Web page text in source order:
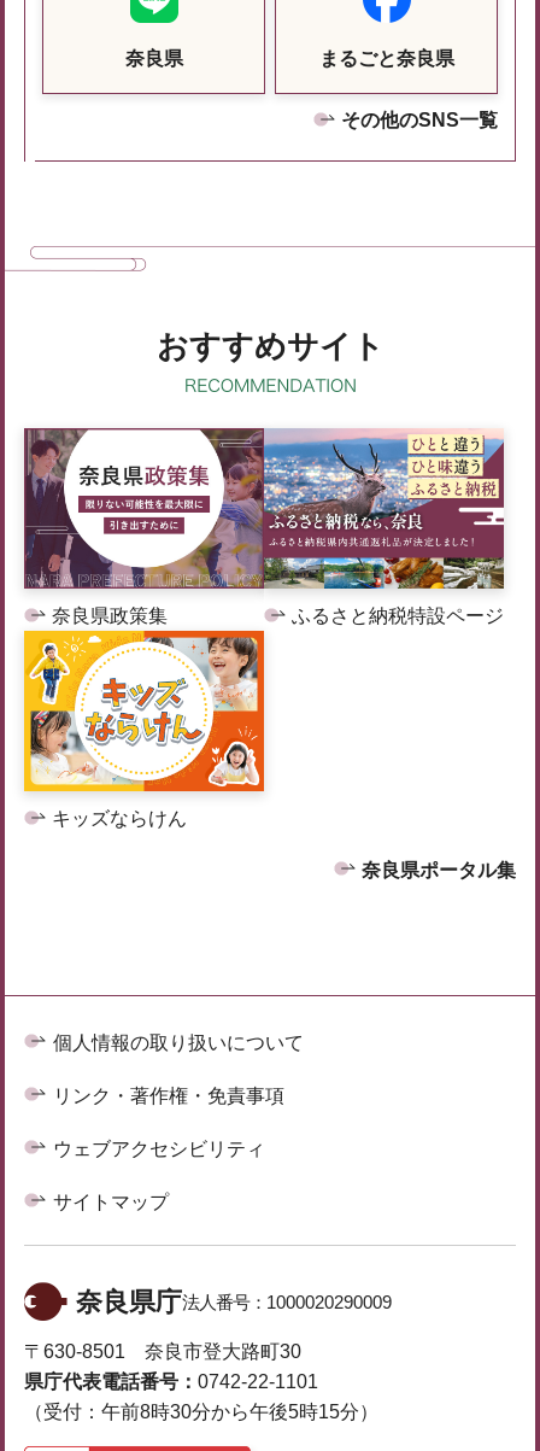
奈良県 まるごと奈良県
その他のSNS一覧
おすすめサイト
奈良県政策集 ふるさと納税特設ページ
キッズならけん
奈良県ポータル集
個人情報の取り扱いについて
リンク・著作権・免責事項
ウェブアクセシビリティ
サイトマップ
奈良県庁法人番号： 1000020290009
〒630-8501 奈良市登大路町30
県庁代表電話番号： 0742-22-1101
（受付：午前8時30分から午後5時15分）